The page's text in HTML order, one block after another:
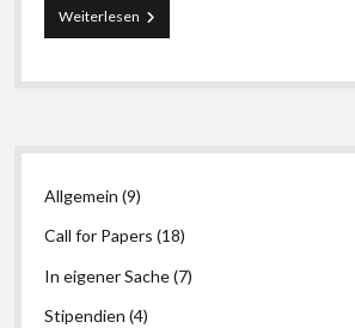
WeiterlesenRelaunch
/
#23:
Daten.
Forschungsdatenmanagement
Seitenleiste
Allgemein (9)
Call for Papers (18)
In eigener Sache(7)
Stipendien (4)